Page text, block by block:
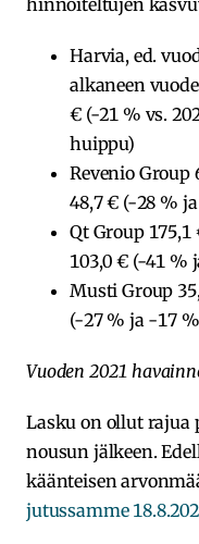
Harvia, ed.
alkaneen
€ (-21 % vs.
huippu)
Revenio Group
48,7 € (-28 %
Qt Group 175,1
103,0 € (-41 %
Musti Group
(-27 % ja -17
Vuoden 2021
Lasku on ollut rajua
nousun jälkeen.
käänteisen
jutussamme